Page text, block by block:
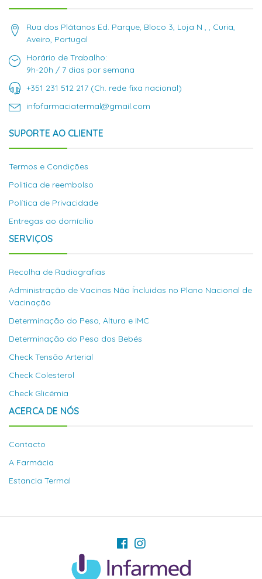
Rua dos Plátanos Ed. Parque, Bloco 3, Loja N , , Curia,
Aveiro, Portugal
Horário de Trabalho:
9h-20h / 7 dias por semana
+351 231 512 217 (Ch. rede fixa nacional)
infofarmaciatermal@gmail.com
SUPORTE AO CLIENTE
Termos e Condições
Politica de reembolso
Política de Privacidade
Entregas ao domícilio
SERVIÇOS
Recolha de Radiografias
Administração de Vacinas Não Íncluidas no Plano Nacional de
Vacinação
Determinação do Peso, Altura e IMC
Determinação do Peso dos Bebés
Check Tensão Arterial
Check Colesterol
Check Glicémia
ACERCA DE NÓS
Contacto
A Farmácia
Estancia Termal